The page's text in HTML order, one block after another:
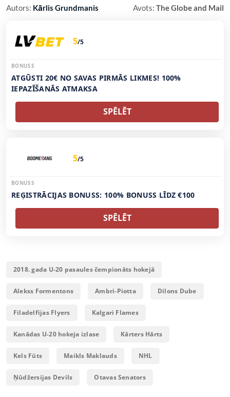
Autors: Kārlis Grundmanis Avots: The Globe and Mail
5/5
BONUSS
ATGŪSTI 20€ NO SAVAS PIRMĀS LIKMES! 100%
IEPAZĪŠANĀS ATMAKSA
SPĒLĒT
5/5
BONUSS
REĢISTRĀCIJAS BONUSS: 100% BONUSS LĪDZ €100
SPĒLĒT
2018. gada U-20 pasaules čempionāts hokejā
Alekss Formentons Ambri-Piotta Dilons Dube
Filadelfijas Flyers Kalgari Flames
Kanādas U-20 hokeja izlase Kārters Hārts
Kels Fūts Maikls Maklauds NHL
Ņūdžersijas Devils Otavas Senators